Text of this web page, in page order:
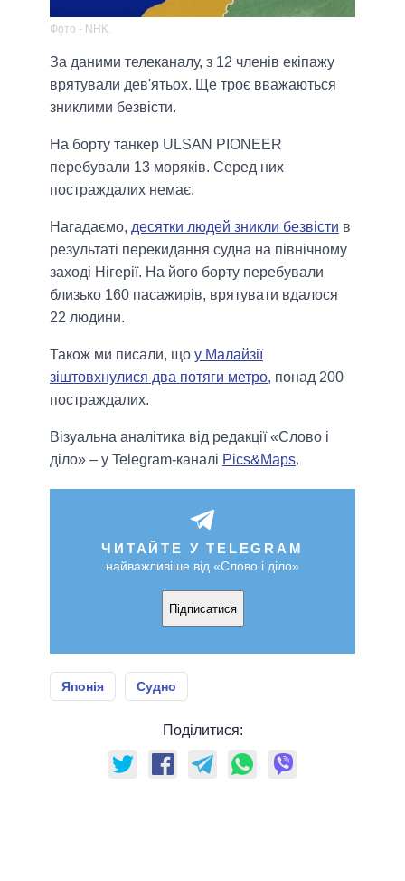
Фото - NHK.
За даними телеканалу, з 12 членів екіпажу
врятували дев'ятьох. Ще троє вважаються
зниклими безвісти.
На борту танкер ULSAN PIONEER
перебували 13 моряків. Серед них
постраждалих немає.
Нагадаємо, десятки людей зникли безвісти в
результаті перекидання судна на північному
заході Нігерії. На його борту перебували
близько 160 пасажирів, врятувати вдалося
22 людини.
Також ми писали, що у Малайзії
зіштовхнулися два потяги метро, понад 200
постраждалих.
Візуальна аналітика від редакції «Слово і
діло» – у Telegram-каналі Pics&Maps.
ЧИТАЙТЕ У TELEGRAM
найважливіше від «Слово і діло»
Підписатися
Японія Судно
Поділитися: